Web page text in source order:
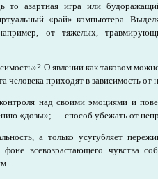
то азартная игра или
«рай» компьютера.
от тяжелых,
О явлении как таковом
человека приходят в зависимость
над своими эмоциями и
«дозы»; — способ убежать от
а только усугубляет
всевозрастающего чувства